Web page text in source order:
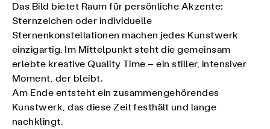
Das Bild bietet Raum für persönliche Akzente:
Sternzeichen oder individuelle
Sternenkonstellationen machen jedes Kunstwerk
einzigartig. Im Mittelpunkt steht die gemeinsam
erlebte kreative Quality Time – ein stiller, intensiver
Moment, der bleibt.
Am Ende entsteht ein zusammengehörendes
Kunstwerk, das diese Zeit festhält und lange
nachklingt.